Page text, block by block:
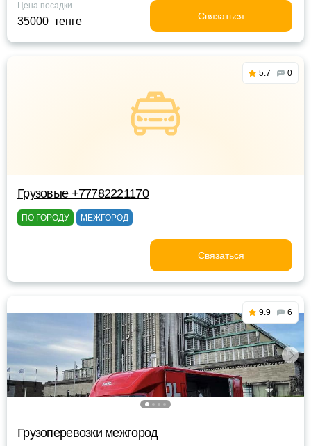
Цена посадки
35000 тенге Связаться
5.7 0
Грузовые +77782221170
ПО ГОРОДУ МЕЖГОРОД
Связаться
9.9 6
Грузоперевозки межгород